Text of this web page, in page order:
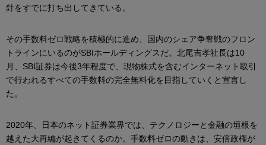
針をすでに打ち出してきている。
その手数料ゼロ戦略を積極的に進め、国内のシェア争奪戦のフロン
トラインにいるのがSBIホールディングスだ。北尾吉孝社長は10
月、SBI証券は今後3年程度で、現物株式を含むインターネット取引
で行われるすべての手数料の完全無料化を目指していくと宣言し
た。
2020年、日本のネット証券業界では、テクノロジーと金融の垣根を
越えた大再編が起きてくるのか。手数料ゼロの動きは、安倍政権が